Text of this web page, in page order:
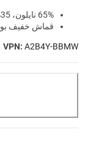
65% نايلون، 35% بوليستر
قماش خفيف بوزن 187 غ للمتر
VPN: A2B4Y-BBMW